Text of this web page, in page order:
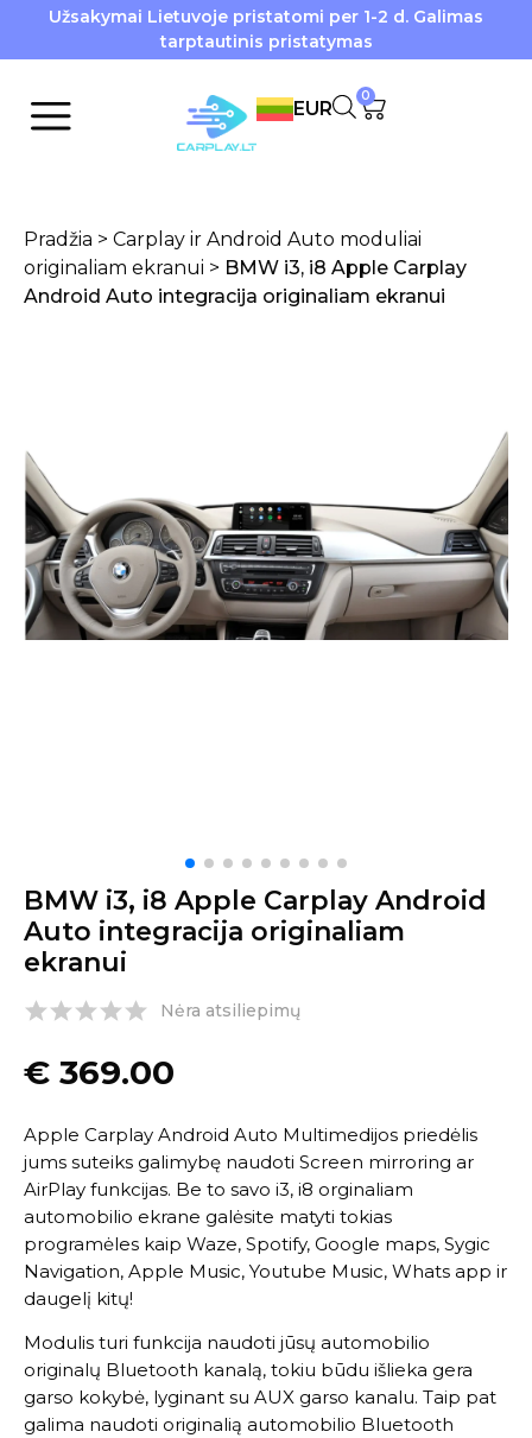
Užsakymai Lietuvoje pristatomi per 1-2 d. Galimas
tarptautinis pristatymas
EUR
0
Pradžia > Carplay ir Android Auto moduliai
originaliam ekranui > BMW i3, i8 Apple Carplay
Android Auto integracija originaliam ekranui
BMW i3, i8 Apple Carplay Android
Auto integracija originaliam
ekranui
Nėra atsiliepimų
€ 369.00
Apple Carplay Android Auto Multimedijos priedėlis
jums suteiks galimybę naudoti Screen mirroring ar
AirPlay funkcijas. Be to savo i3, i8 orginaliam
automobilio ekrane galėsite matyti tokias
programėles kaip Waze, Spotify, Google maps, Sygic
Navigation, Apple Music, Youtube Music, Whats app ir
daugelį kitų!
Modulis turi funkcija naudoti jūsų automobilio
originalų Bluetooth kanalą, tokiu būdu išlieka gera
garso kokybė, lyginant su AUX garso kanalu. Taip pat
galima naudoti originalią automobilio Bluetooth